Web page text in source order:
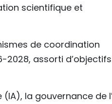
scientifique et
de coordination
2028, assorti d’objectifs
la gouvernance de